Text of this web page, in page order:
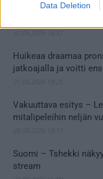
Data Deletion
Huikeaa draamaa
jatkoajalla ja voitti
Vakuuttava esitys –
mitalipeleihin neljän
Suomi – Tshekki
stream